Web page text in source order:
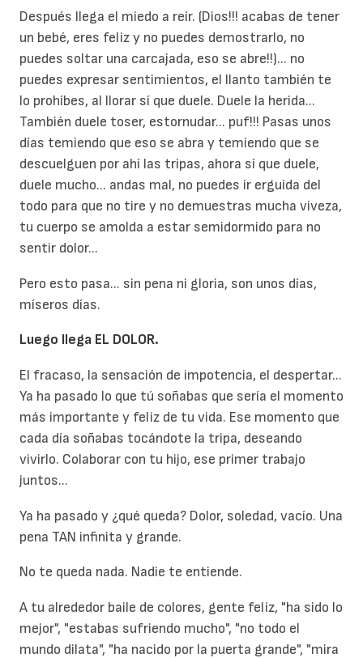
Después llega el miedo a reír. (Dios!!! acabas de tener
un bebé, eres feliz y no puedes demostrarlo, no
puedes soltar una carcajada, eso se abre!!)... no
puedes expresar sentimientos, el llanto también te
lo prohíbes, al llorar sí que duele. Duele la herida...
También duele toser, estornudar... puf!!! Pasas unos
días temiendo que eso se abra y temiendo que se
descuelguen por ahí las tripas, ahora sí que duele,
duele mucho... andas mal, no puedes ir erguida del
todo para que no tire y no demuestras mucha viveza,
tu cuerpo se amolda a estar semidormido para no
sentir dolor...
Pero esto pasa... sin pena ni gloria, son unos días,
míseros días.
Luego llega EL DOLOR.
El fracaso, la sensación de impotencia, el despertar...
Ya ha pasado lo que tú soñabas que sería el momento
más importante y feliz de tu vida. Ese momento que
cada día soñabas tocándote la tripa, deseando
vivirlo. Colaborar con tu hijo, ese primer trabajo
juntos...
Ya ha pasado y ¿qué queda? Dolor, soledad, vacío. Una
pena TAN infinita y grande.
No te queda nada. Nadie te entiende.
A tu alrededor baile de colores, gente feliz, "ha sido lo
mejor", "estabas sufriendo mucho", "no todo el
mundo dilata", "ha nacido por la puerta grande", "mira